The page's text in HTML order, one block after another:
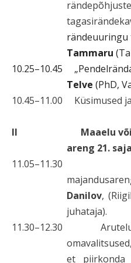
rändeuuringu
Tammaru
10.25–10.45
Telve(PhD,
10.45–11.00 Küsimused
II Maaelu
areng 21.
11.05–11.30
Danilov,
juhataja).
11.30–12.30
et piirkonda